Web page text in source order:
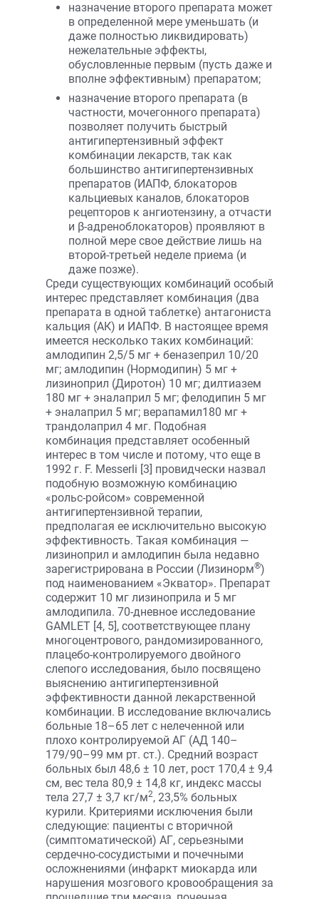
назначение второго препарата может
в определенной мере уменьшать (и
даже полностью ликвидировать)
нежелательные эффекты,
обусловленные первым (пусть даже и
вполне эффективным) препаратом;
назначение второго препарата (в
частности, мочегонного препарата)
позволяет получить быстрый
антигипертензивный эффект
комбинации лекарств, так как
большинство антигипертензивных
препаратов (ИАПФ, блокаторов
кальциевых каналов, блокаторов
рецепторов к ангиотензину, а отчасти
и β-адреноблокаторов) проявляют в
полной мере свое действие лишь на
второй-третьей неделе приема (и
даже позже).
Среди существующих комбинаций особый
интерес представляет комбинация (два
препарата в одной таблетке) антагониста
кальция (АК) и ИАПФ. В настоящее время
имеется несколько таких комбинаций:
амлодипин 2,5/5 мг + беназеприл 10/20
мг; амлодипин (Нормодипин) 5 мг +
лизиноприл (Диротон) 10 мг; дилтиазем
180 мг + эналаприл 5 мг; фелодипин 5 мг
+ эналаприл 5 мг; верапамил180 мг +
трандолаприл 4 мг. Подобная
комбинация представляет особенный
интерес в том числе и потому, что еще в
1992 г. F. Messerli [3] провидчески назвал
подобную возможную комбинацию
«рольс-ройсом» современной
антигипертензивной терапии,
предполагая ее исключительно высокую
эффективность. Такая комбинация —
лизиноприл и амлодипин была недавно
зарегистрирована в России (Лизинорм®)
под наименованием «Экватор». Препарат
содержит 10 мг лизиноприла и 5 мг
амлодипила. 70-дневное исследование
GAMLET [4, 5], соответствующее плану
многоцентрового, рандомизированного,
плацебо-контролируемого двойного
слепого исследования, было посвящено
выяснению антигипертензивной
эффективности данной лекарственной
комбинации. В исследование включались
больные 18–65 лет с нелеченной или
плохо контролируемой АГ (АД 140–
179/90–99 мм рт. ст.). Средний возраст
больных был 48,6 ± 10 лет, рост 170,4 ± 9,4
см, вес тела 80,9 ± 14,8 кг, индекс массы
тела 27,7 ± 3,7 кг/м2, 23,5% больных
курили. Критериями исключения были
следующие: пациенты с вторичной
(симптоматической) АГ, серьезными
сердечно-сосудистыми и почечными
осложнениями (инфаркт миокарда или
нарушения мозгового кровообращения за